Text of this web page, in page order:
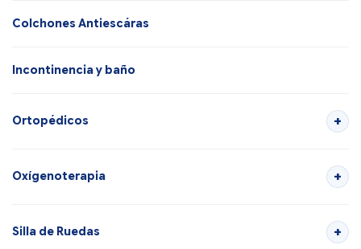
Colchones Antiescáras
Incontinencia y baño
Ortopédicos
Oxígenoterapia
Silla de Ruedas